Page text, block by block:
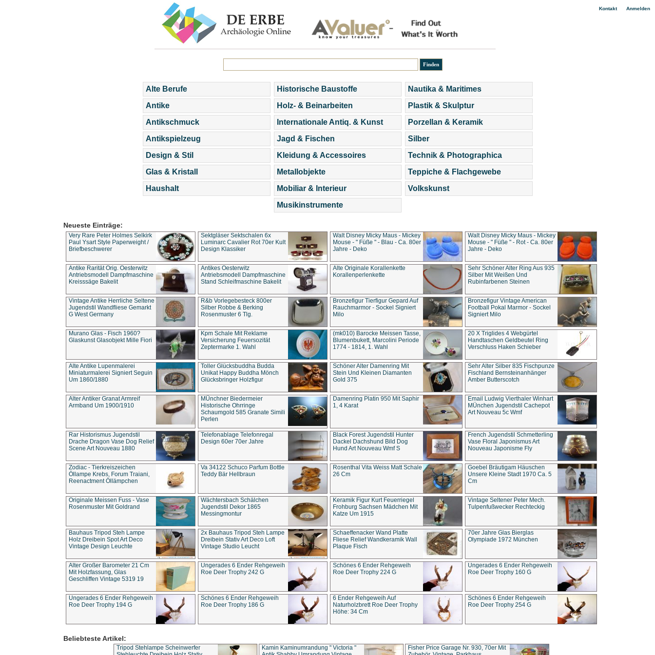
Kontakt| Anmelden
Alte Berufe
Antike
Antikschmuck
Antikspielzeug
Design & Stil
Glas & Kristall
Haushalt
Historische Baustoffe
Holz- & Beinarbeiten
Internationale Antiq. & Kunst
Jagd & Fischen
Kleidung & Accessoires
Metallobjekte
Mobiliar & Interieur
Musikinstrumente
Nautika & Maritimes
Plastik & Skulptur
Porzellan & Keramik
Silber
Technik & Photographica
Teppiche & Flachgewebe
Volkskunst
Neueste Einträge:
Very Rare Peter Holmes Selkirk
Paul Ysart Style Paperweight /
Briefbeschwerer
Sektgläser Sektschalen 6x
Luminarc Cavalier Rot 70er Kult
Design Klassiker
Walt Disney Micky Maus - Mickey
Mouse - " Füße " - Blau - Ca. 80er
Jahre - Deko
Walt Disney Micky Maus - Mickey
Mouse - " Füße " - Rot - Ca. 80er
Jahre - Deko
Antike Rarität Orig. Oesterwitz
Antriebsmodell Dampfmaschine
Kreisssäge Bakelit
Antikes Oesterwitz
Antriebsmodell Dampfmaschine
Stand Schleifmaschine Bakelit
Alte Originale Korallenkette
Korallenperlenkette
Sehr Schöner Alter Ring Aus 935
Silber Mit Weißen Und
Rubinfarbenen Steinen
Vintage Antike Herrliche Seltene
Jugendstil Wandfliese Gemarkt
G West Germany
R&b Vorlegebesteck 800er
Silber Robbe & Berking
Rosenmuster 6 Tlg.
Bronzefigur Tierfigur Gepard Auf
Rauchmarmor - Sockel Signiert
Milo
Bronzefigur Vintage American
Football Pokal Marmor - Sockel
Signiert Milo
Murano Glas - Fisch 1960?
Glaskunst Glasobjekt Mille Fiori
Kpm Schale Mit Reklame
Versicherung Feuersozität
Zeptermarke 1. Wahl
(mk010) Barocke Meissen Tasse,
Blumenbukett, Marcolini Periode
1774 - 1814, 1. Wahl
20 X Triglides 4 Webgürtel
Handtaschen Geldbeutel Ring
Verschluss Haken Schieber
Alte Antike Lupenmalerei
Miniaturmalerei Signiert Seguin
Um 1860/1880
Toller Glücksbuddha Budda
Unikat Happy Buddha Mönch
Glücksbringer Holzfigur
Schöner Alter Damenring Mit
Stein Und Kleinen Diamanten
Gold 375
Sehr Alter Silber 835 Fischpunze
Fischland Bernsteinanhänger
Amber Butterscotch
Alter Antiker Granat Armreif
Armband Um 1900/1910
MÜnchner Biedermeier
Historische Ohrringe
Schaumgold 585 Granate Simili
Perlen
Damenring Platin 950 Mit Saphir
1, 4 Karat
Email Ludwig Vierthaler Winhart
MÜnchen Jugendstil Cachepot
Art Nouveau 5c Wmf
Rar Historismus Jugendstil
Drache Dragon Vase Dog Relief
Scene Art Nouveau 1880
Telefonablage Telefonregal
Design 60er 70er Jahre
Black Forest Jugendstil Hunter
Dackel Dachshund Bild Dog
Hund Art Nouveau Wmf S
French Jugendstil Schmetterling
Vase Floral Japonismus Art
Nouveau Japonisme Fly
Zodiac - Tierkreiszeichen
Öllampe Krebs, Forum Traiani,
Reenactment Öllämpchen
Va 34122 Schuco Parfum Bottle
Teddy Bär Hellbraun
Rosenthal Vita Weiss Matt Schale
26 Cm
Goebel Bräutigam Häuschen
Unsere Kleine Stadt 1970 Ca. 5
Cm
Originale Meissen Fuss - Vase
Rosenmuster Mit Goldrand
Wächtersbach Schälchen
Jugendstil Dekor 1865
Messingmontur
Keramik Figur Kurt Feuerriegel
Frohburg Sachsen Mädchen Mit
Katze Um 1915
Vintage Seltener Peter Mech.
Tulpenfußwecker Rechteckig
Bauhaus Tripod Steh Lampe
Holz Dreibein Spot Art Deco
Vintage Design Leuchte
2x Bauhaus Tripod Steh Lampe
Dreibein Stativ Art Deco Loft
Vintage Studio Leucht
Schaeffenacker Wand Platte
Fliese Relief Wandkeramik Wall
Plaque Fisch
70er Jahre Glas Bierglas
Olympiade 1972 München
Alter Großer Barometer 21 Cm
Mit Holzfassung, Glas
Geschliffen Vintage 5319 19
Ungerades 6 Ender Rehgeweih
Roe Deer Trophy 242 G
Schönes 6 Ender Rehgeweih
Roe Deer Trophy 224 G
Ungerades 6 Ender Rehgeweih
Roe Deer Trophy 160 G
Ungerades 6 Ender Rehgeweih
Roe Deer Trophy 194 G
Schönes 6 Ender Rehgeweih
Roe Deer Trophy 186 G
6 Ender Rehgeweih Auf
Naturholzbrett Roe Deer Trophy
Höhe: 34 Cm
Schönes 6 Ender Rehgeweih
Roe Deer Trophy 254 G
Beliebteste Artikel:
Tripod Stehlampe Scheinwerfer
Kamin Kaminumrandung " Victoria "
Fisher Price Garage Nr. 930, 70er Mit